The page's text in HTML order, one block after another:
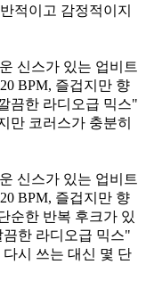
적이고 감정적이지
신스가 있는 업비트
BPM, 즐겁지만 향
끔한 라디오급 믹스"
만 코러스가 충분히
신스가 있는 업비트
BPM, 즐겁지만 향
순한 반복 후크가 있
한 라디오급 믹스"
시 쓰는 대신 몇 단